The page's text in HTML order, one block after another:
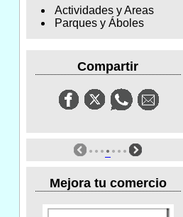
Actividades y Areas
Parques y Áboles
Compartir
Mejora tu comercio